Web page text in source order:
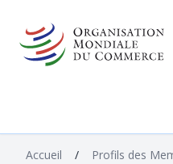
Accueil / Profils des